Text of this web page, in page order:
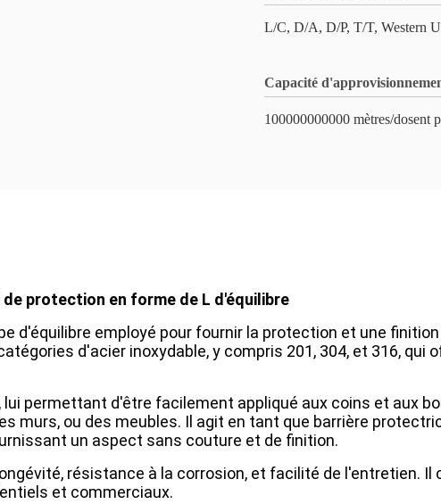
L/C, D/A, D/P, T/T, Western
Capacité
100000000000 mètres/dosent
protection en forme de L d'équilibre
d'équilibre employé pour fournir la protection et une
d'acier inoxydable, y compris 201, 304, et 316, qui
permettant d'être facilement appliqué aux coins et aux
murs, ou des meubles. Il agit en tant que barrière
un aspect sans couture et de finition.
résistance à la corrosion, et facilité de l'entretien. Il
et commerciaux.